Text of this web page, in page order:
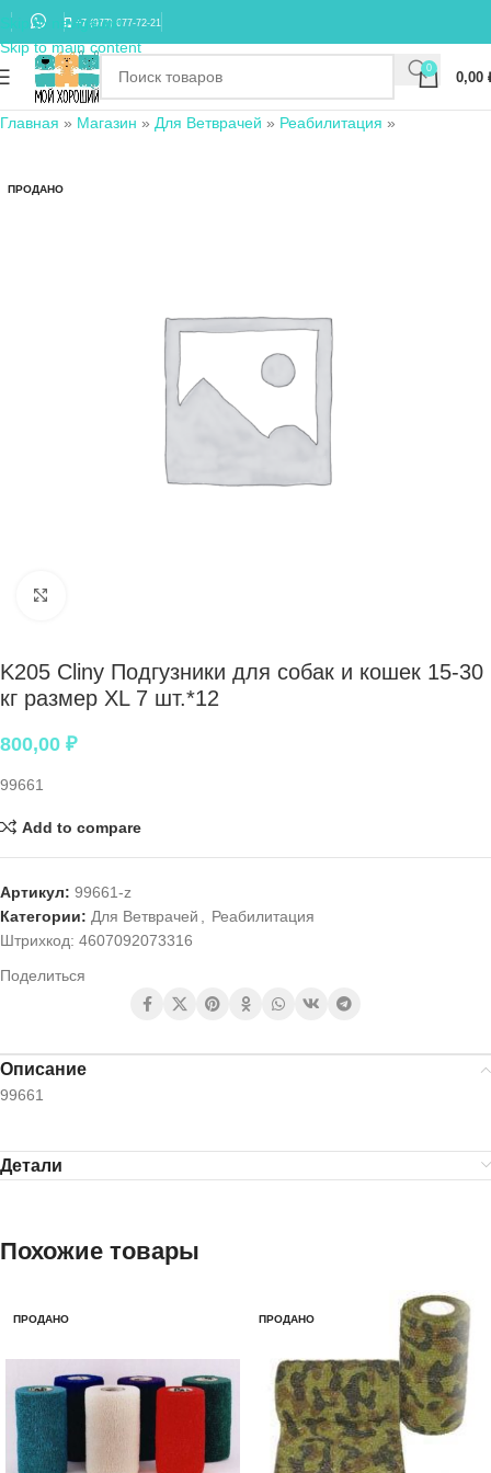
Skip to navigation
Skip to main content
+7 (977) 677-72-21
0
0,00
Главная » Магазин » Для Ветврачей » Реабилитация »
ПРОДАНО
K205 Cliny Подгузники для собак и кошек 15-30
кг размер XL 7 шт.*12
800,00 ₽
99661
Add to compare
Артикул: 99661-z
Категории: Для Ветврачей
Реабилитация
Штрихкод: 4607092073316
Поделиться
Описание
99661
Детали
Похожие товары
ПРОДАНО ПРОДАНО